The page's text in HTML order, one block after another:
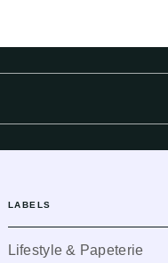
LABELS
Lifestyle & Papeterie